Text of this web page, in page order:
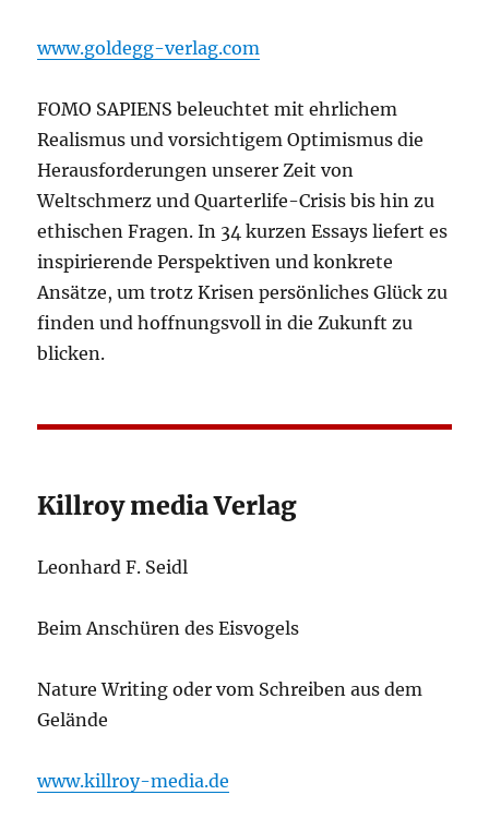
www.goldegg-verlag.com
FOMO SAPIENS beleuchtet mit ehrlichem
Realismus und vorsichtigem Optimismus die
Herausforderungen unserer Zeit von
Weltschmerz und Quarterlife-Crisis bis hin zu
ethischen Fragen. In 34 kurzen Essays liefert es
inspirierende Perspektiven und konkrete
Ansätze, um trotz Krisen persönliches Glück zu
finden und hoffnungsvoll in die Zukunft zu
blicken.
Killroy media Verlag
Leonhard F. Seidl
Beim Anschüren des Eisvogels
Nature Writing oder vom Schreiben aus dem
Gelände
www.killroy-media.de